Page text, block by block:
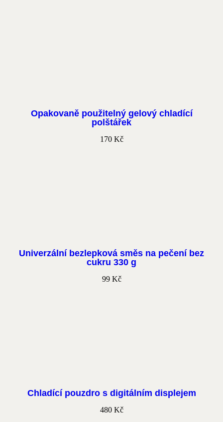
Opakovaně použitelný gelový chladící
polštářek
170 Kč
Univerzální bezlepková směs na pečení bez
cukru 330 g
99 Kč
Chladící pouzdro s digitálním displejem
480 Kč